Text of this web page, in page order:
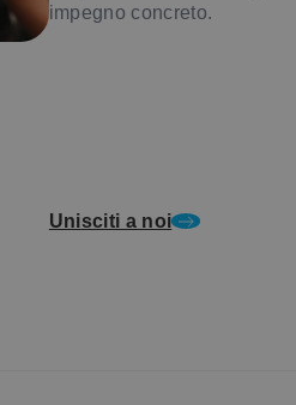
impegno concreto.
Unisciti a noi